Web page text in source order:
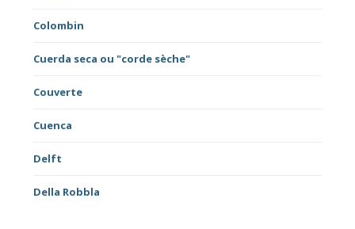
Colombin
Cuerda seca ou "corde sèche"
Couverte
Cuenca
Delft
Della Robbla